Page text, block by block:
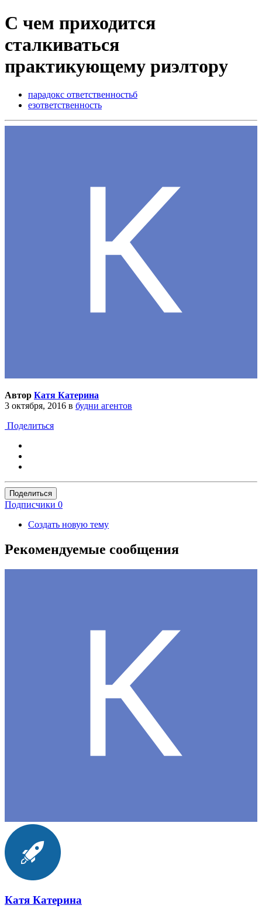
С чем приходится
сталкиваться
практикующему риэлтору
парадокс ответственностьб
езответственность
Автор Катя Катерина
3 октября, 2016 в будни агентов
Поделиться
Поделиться
Подписчики 0
Создать новую тему
Рекомендуемые сообщения
Катя Катерина